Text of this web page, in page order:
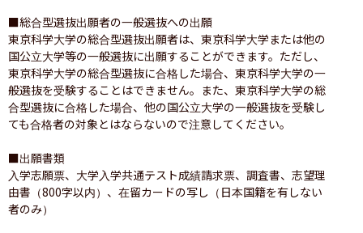
■総合型選抜出願者の一般選抜への出願
東京科学大学の総合型選抜出願者は、東京科学大学または他の
国公立大学等の一般選抜に出願することができます。ただし、
東京科学大学の総合型選抜に合格した場合、東京科学大学の一
般選抜を受験することはできません。また、東京科学大学の総
合型選抜に合格した場合、他の国公立大学の一般選抜を受験し
ても合格者の対象とはならないので注意してください。
■出願書類
入学志願票、大学入学共通テスト成績請求票、調査書、志望理
由書（800字以内）、在留カードの写し（日本国籍を有しない
者のみ）